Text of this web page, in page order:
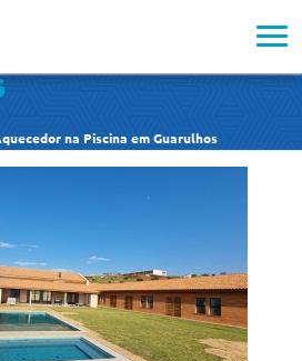
na Piscina em
na Piscina em Guarulhos